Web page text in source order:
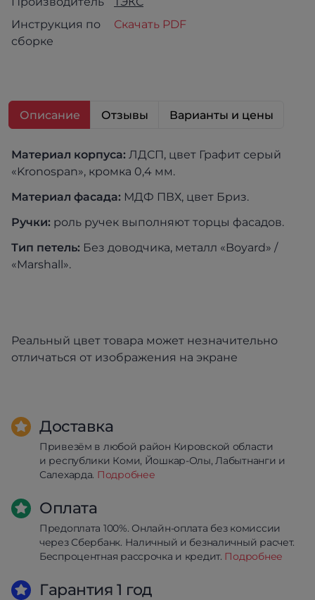
Инструкция по
сборке
Скачать PDF
Описание Отзывы Варианты и цены
Материал корпуса: ЛДСП, цвет Графит серый
«Kronospan», кромка 0,4 мм.
Материал фасада: МДФ ПВХ, цвет Бриз.
Ручки: роль ручек выполняют торцы фасадов.
Тип петель: Без доводчика, металл «Boyard» /
«Marshall».
Реальный цвет товара может незначительно
отличаться от изображения на экране
Доставка
Привезём в любой район Кировской области
и республики Коми, Йошкар-Олы, Лабытнанги и
Салехарда. Подробнее
Оплата
Предоплата 100%. Онлайн-оплата без комиссии
через Сбербанк. Наличный и безналичный расчет.
Беспроцентная рассрочка и кредит. Подробнее
Гарантия 1 год